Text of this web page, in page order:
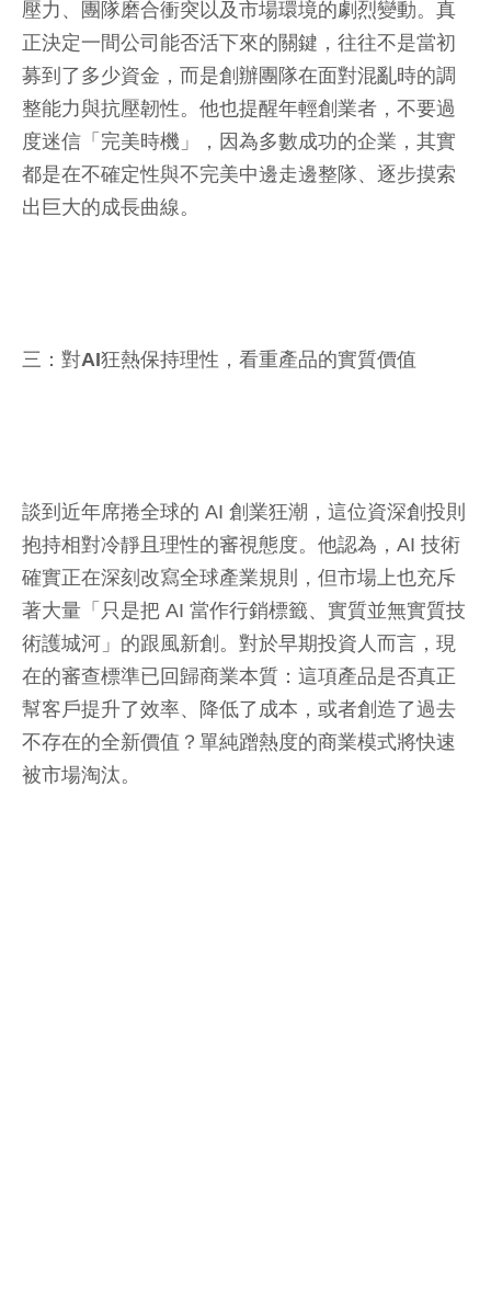
壓力、團隊磨合衝突以及市場環境的劇烈變動。真
正決定一間公司能否活下來的關鍵，往往不是當初
募到了多少資金，而是創辦團隊在面對混亂時的調
整能力與抗壓韌性。他也提醒年輕創業者，不要過
度迷信「完美時機」，因為多數成功的企業，其實
都是在不確定性與不完美中邊走邊整隊、逐步摸索
出巨大的成長曲線。
三：對AI狂熱保持理性，看重產品的實質價值
談到近年席捲全球的 AI 創業狂潮，這位資深創投則
抱持相對冷靜且理性的審視態度。他認為，AI 技術
確實正在深刻改寫全球產業規則，但市場上也充斥
著大量「只是把 AI 當作行銷標籤、實質並無實質技
術護城河」的跟風新創。對於早期投資人而言，現
在的審查標準已回歸商業本質：這項產品是否真正
幫客戶提升了效率、降低了成本，或者創造了過去
不存在的全新價值？單純蹭熱度的商業模式將快速
被市場淘汰。